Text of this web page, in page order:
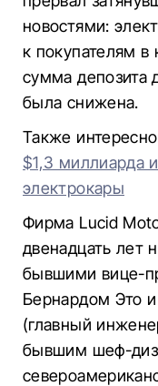
новостями:
к покупателям в
сумма депозита
была снижена.
Также
$1,3 миллиарда
электрокары
Фирма Lucid
двенадцать лет
бывшими вице-
Бернардом Это
(главный
бывшим шеф-